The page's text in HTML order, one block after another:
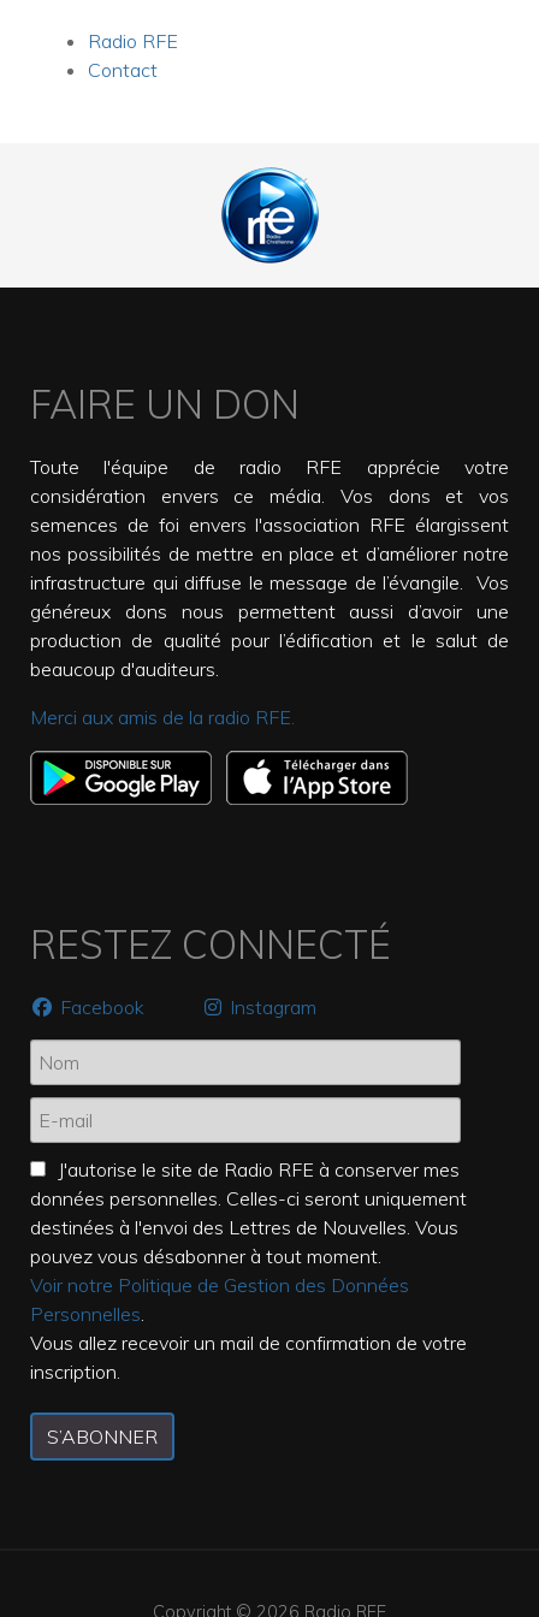
Radio RFE
Contact
FAIRE UN DON
Toute l'équipe de radio RFE apprécie votre
considération envers ce média. Vos dons et vos
semences de foi envers l'association RFE élargissent
nos possibilités de mettre en place et d’améliorer notre
infrastructure qui diffuse le message de l’évangile. Vos
généreux dons nous permettent aussi d’avoir une
production de qualité pour l’édification et le salut de
beaucoup d'auditeurs.
Merci aux amis de la radio RFE.
RESTEZ CONNECTÉ
Facebook Instagram
J'autorise le site de Radio RFE à conserver mes
données personnelles. Celles-ci seront uniquement
destinées à l'envoi des Lettres de Nouvelles. Vous
pouvez vous désabonner à tout moment.
Voir notre Politique de Gestion des Données
Personnelles.
Vous allez recevoir un mail de confirmation de votre
inscription.
S’ABONNER
Copyright © 2026 Radio RFE